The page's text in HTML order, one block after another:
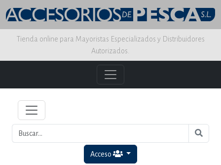
Tienda online para Mayoristas Especializados y Distribuidores
Autorizados.
Acceso